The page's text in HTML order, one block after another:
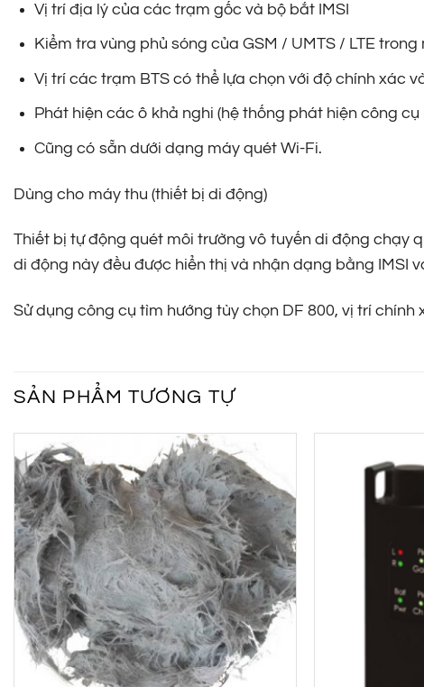
Vị trí địa lý của các trạm gốc và bộ bắt IMSI
Kiểm tra vùng phủ sóng của GSM / UMTS / LTE trong
Vị trí các trạm BTS có thể lựa chọn với độ chính xác
Phát hiện các ô khả nghi (hệ thống phát hiện công cụ
Cũng có sẵn dưới dạng máy quét Wi-Fi.
Dùng cho máy thu (thiết bị di động)
Thiết bị tự động quét môi trường vô tuyến di động
di động này đều được hiển thị và nhận dạng bằng IMSI
Sử dụng công cụ tìm hướng tùy chọn DF 800, vị trí
SẢN PHẨM TƯƠNG TỰ